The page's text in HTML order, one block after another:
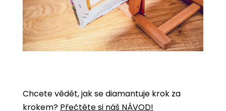
Chcete vědět, jak se diamantuje krok za
krokem? Přečtěte si náš NÁVOD!